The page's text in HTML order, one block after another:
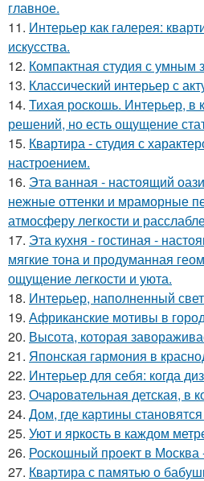
главное.
11. Интерьер как галерея:
искусства.
12. Компактная студия с умным
13. Классический интерьер с
14. Тихая роскошь. Интерьер, в
решений, но есть ощущение
15. Квартира - студия с
настроением.
16. Эта ванная - настоящий
нежные оттенки и мраморные
атмосферу легкости и
17. Эта кухня - гостиная -
мягкие тона и продуманная
ощущение легкости и уюта.
18. Интерьер, наполненный
19. Африканские мотивы в
20. Высота, которая
21. Японская гармония в
22. Интерьер для себя: когда
23. Очаровательная детская, в
24. Дом, где картины
25. Уют и яркость в каждом
26. Роскошный проект в Москва
27. Квартира с памятью о